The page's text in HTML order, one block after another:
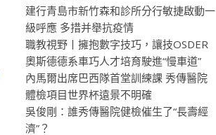
建行青島市新竹森和診所分行敏捷啟動一
級呼應 多措并舉抗疫情
職教視野丨擁抱數字技巧，讓技OSDER
奧斯德德系車巧人才培育駛進“慢車道”
內馬爾出席巴西隊首堂訓練課 秀傳醫院
體檢項目世界杯遠景不明確
吳俊剛：誰秀傳醫院健檢催生了“長壽經
濟”？